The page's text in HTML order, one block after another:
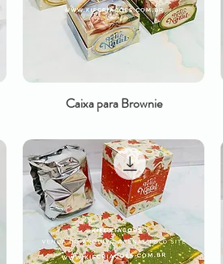
Caixa para Brownie